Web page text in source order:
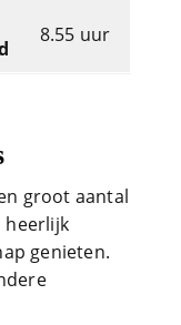
8.55 uur
groot aantal
heerlijk
genieten.